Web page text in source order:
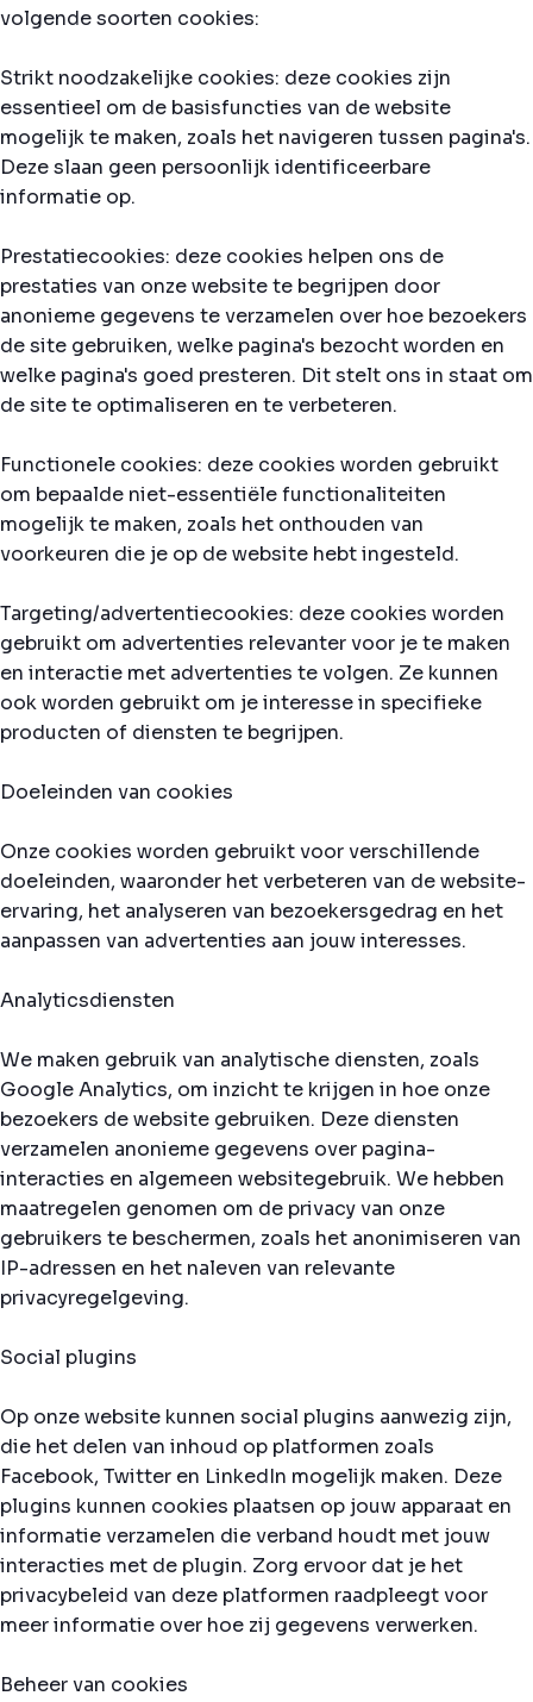
volgende soorten cookies:
Strikt noodzakelijke cookies: deze cookies zijn
essentieel om de basisfuncties van de website
mogelijk te maken, zoals het navigeren tussen pagina's.
Deze slaan geen persoonlijk identificeerbare
informatie op.
Prestatiecookies: deze cookies helpen ons de
prestaties van onze website te begrijpen door
anonieme gegevens te verzamelen over hoe bezoekers
de site gebruiken, welke pagina's bezocht worden en
welke pagina's goed presteren. Dit stelt ons in staat om
de site te optimaliseren en te verbeteren.
Functionele cookies: deze cookies worden gebruikt
om bepaalde niet-essentiële functionaliteiten
mogelijk te maken, zoals het onthouden van
voorkeuren die je op de website hebt ingesteld.
Targeting/advertentiecookies: deze cookies worden
gebruikt om advertenties relevanter voor je te maken
en interactie met advertenties te volgen. Ze kunnen
ook worden gebruikt om je interesse in specifieke
producten of diensten te begrijpen.
Doeleinden van cookies
Onze cookies worden gebruikt voor verschillende
doeleinden, waaronder het verbeteren van de website-
ervaring, het analyseren van bezoekersgedrag en het
aanpassen van advertenties aan jouw interesses.
Analyticsdiensten
We maken gebruik van analytische diensten, zoals
Google Analytics, om inzicht te krijgen in hoe onze
bezoekers de website gebruiken. Deze diensten
verzamelen anonieme gegevens over pagina-
interacties en algemeen websitegebruik. We hebben
maatregelen genomen om de privacy van onze
gebruikers te beschermen, zoals het anonimiseren van
IP-adressen en het naleven van relevante
privacyregelgeving.
Social plugins
Op onze website kunnen social plugins aanwezig zijn,
die het delen van inhoud op platformen zoals
Facebook, Twitter en LinkedIn mogelijk maken. Deze
plugins kunnen cookies plaatsen op jouw apparaat en
informatie verzamelen die verband houdt met jouw
interacties met de plugin. Zorg ervoor dat je het
privacybeleid van deze platformen raadpleegt voor
meer informatie over hoe zij gegevens verwerken.
Beheer van cookies